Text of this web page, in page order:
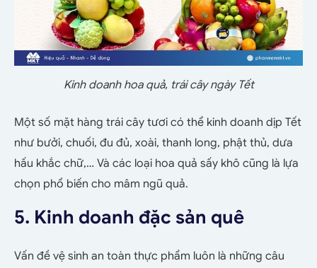
Kinh doanh hoa quả, trái cây ngày Tết
Một số mặt hàng trái cây tươi có thể kinh doanh dịp Tết
như bưởi, chuối, đu đủ, xoài, thanh long, phật thủ, dưa
hấu khắc chữ,… Và các loại hoa quả sấy khô cũng là lựa
chọn phổ biến cho mâm ngũ quả.
5. Kinh doanh đặc sản quê
Vấn đề vệ sinh an toàn thực phẩm luôn là những câu